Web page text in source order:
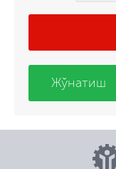
Жўнатиш